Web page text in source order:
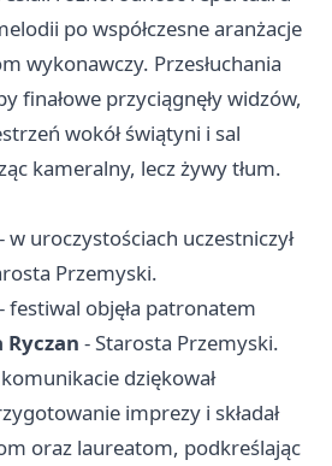
po współczesne aranżacje
wykonawczy. Przesłuchania
finałowe przyciągnęły widzów,
wokół świątyni i sal
kameralny, lecz żywy tłum.
- w uroczystościach uczestniczył
Przemyski.
- festiwal objęła patronatem
Ryczan - Starosta Przemyski.
dziękował
imprezy i składał
oraz laureatom, podkreślając